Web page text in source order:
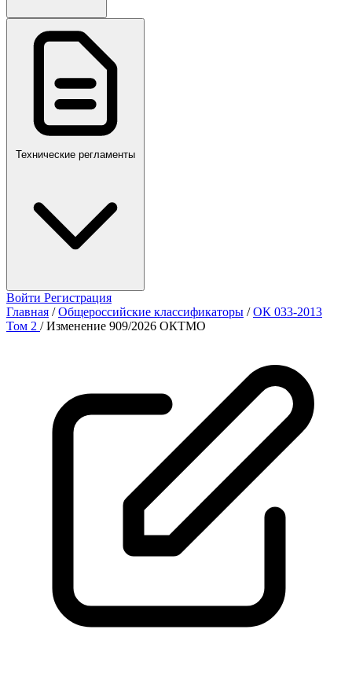
ПР,Р,ПМГ,РМГ
Технические регламенты
Войти Регистрация
Главная / Общероссийские классификаторы / ОК 033-2013
Том 2 / Изменение 909/2026 ОКТМО